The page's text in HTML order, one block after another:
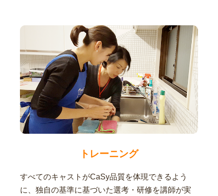
トレーニング
すべてのキャストがCaSy品質を体現できるよう
に、独自の基準に基づいた選考・研修を講師が実